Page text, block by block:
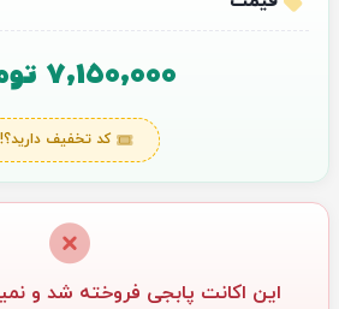
7,150,000 تومان
کد تخفیف دارید؟!
این اکانت پابجی فروخته شد و